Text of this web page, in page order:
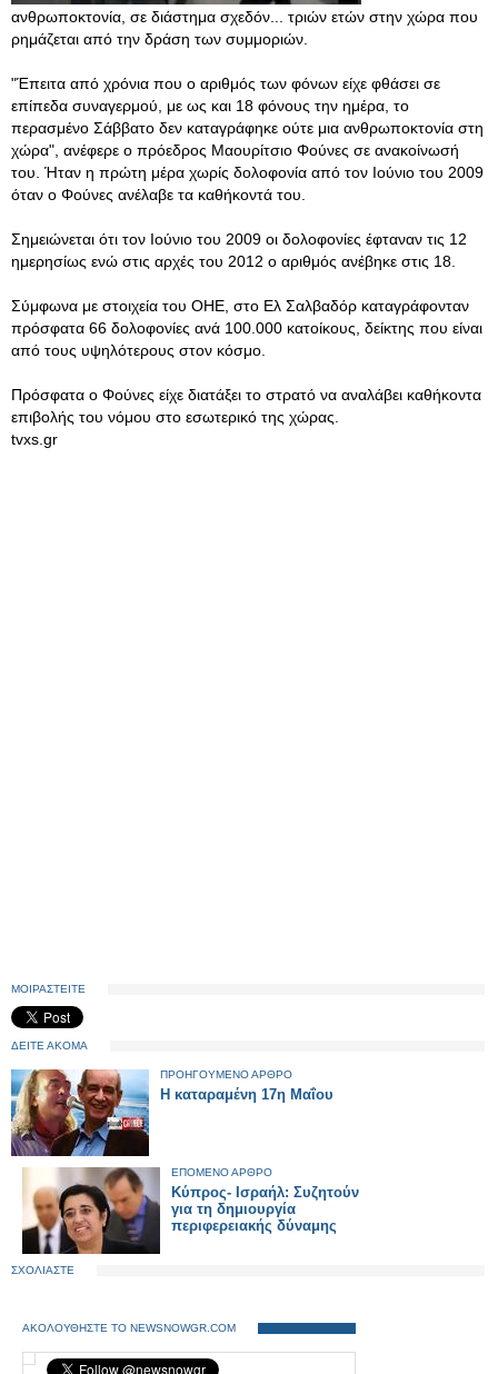
ανθρωποκτονία, σε διάστημα σχεδόν... τριών ετών στην χώρα που
ρημάζεται από την δράση των συμμοριών.
"Έπειτα από χρόνια που ο αριθμός των φόνων είχε φθάσει σε
επίπεδα συναγερμού, με ως και 18 φόνους την ημέρα, το
περασμένο Σάββατο δεν καταγράφηκε ούτε μια ανθρωποκτονία στη
χώρα", ανέφερε ο πρόεδρος Μαουρίτσιο Φούνες σε ανακοίνωσή
του. Ήταν η πρώτη μέρα χωρίς δολοφονία από τον Ιούνιο του 2009
όταν ο Φούνες ανέλαβε τα καθήκοντά του.
Σημειώνεται ότι τον Ιούνιο του 2009 οι δολοφονίες έφταναν τις 12
ημερησίως ενώ στις αρχές του 2012 ο αριθμός ανέβηκε στις 18.
Σύμφωνα με στοιχεία του ΟΗΕ, στο Ελ Σαλβαδόρ καταγράφονταν
πρόσφατα 66 δολοφονίες ανά 100.000 κατοίκους, δείκτης που είναι
από τους υψηλότερους στον κόσμο.
Πρόσφατα ο Φούνες είχε διατάξει το στρατό να αναλάβει καθήκοντα
επιβολής του νόμου στο εσωτερικό της χώρας.
tvxs.gr
ΜΟΙΡΑΣΤΕΙΤΕ
ΔΕΙΤΕ ΑΚΟΜΑ
ΠΡΟΗΓΟΥΜΕΝΟ ΑΡΘΡΟ
Η καταραμένη 17η Μαΐου
ΕΠΟΜΕΝΟ ΑΡΘΡΟ
Κύπρος- Ισραήλ: Συζητούν
για τη δημιουργία
περιφερειακής δύναμης
ΣΧΟΛΙΑΣΤΕ
ΑΚΟΛΟΥΘΗΣΤΕ ΤΟ NEWSNOWGR.COM